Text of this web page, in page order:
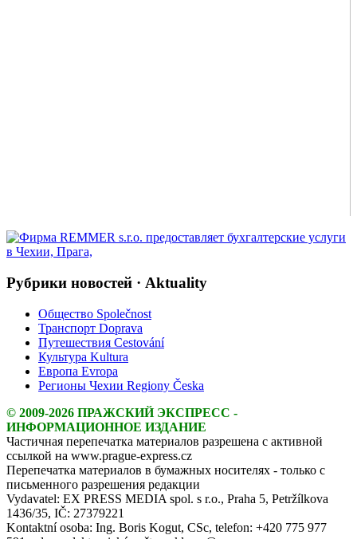
Рубрики новостей · Aktuality
Общество Společnost
Транспорт Doprava
Путешествия Cestování
Культура Kultura
Европа Evropa
Регионы Чехии Regiony Česka
© 2009-2026 ПРАЖСКИЙ ЭКСПРЕСС -
ИНФОРМАЦИОННОЕ ИЗДАНИЕ
Частичная перепечатка материалов разрешена с активной
ссылкой на www.prague-express.cz
Перепечатка материалов в бумажных носителях - только с
письменного разрешения редакции
Vydavatel: EX PRESS MEDIA spol. s r.o., Praha 5, Petržílkova
1436/35, IČ: 27379221
Kontaktní osoba: Ing. Boris Kogut, CSc, telefon: +420 775 977